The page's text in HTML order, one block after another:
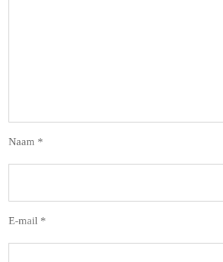
Naam *
E-mail *